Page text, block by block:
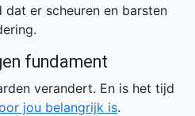
er scheuren en barsten
fundament
verandert. En is het tijd
jou belangrijk is.